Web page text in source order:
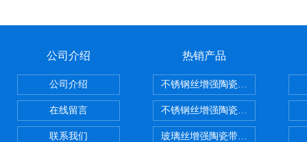
公司介绍
公司介绍
在线留言
联系我们
热销产品
不锈钢丝增强陶瓷纤维布，陶瓷布
不锈钢丝增强陶瓷纤维布应用范围
玻璃丝增强陶瓷带，硅酸铝纤维